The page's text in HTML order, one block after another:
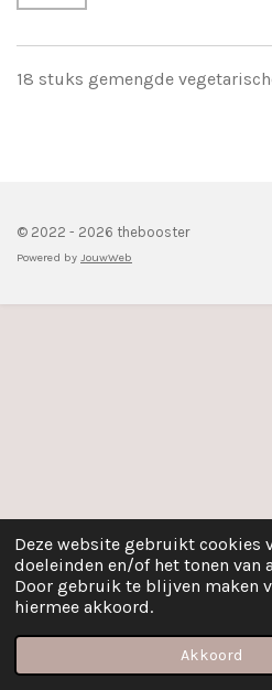
Deze website gebruikt cookies
doeleinden en/of het tonen van
Door gebruik te blijven maken
hiermee akkoord.
Akkoord
18 stuks gemengde
© 2022 - 2026 thebooster
Powered by JouwWeb